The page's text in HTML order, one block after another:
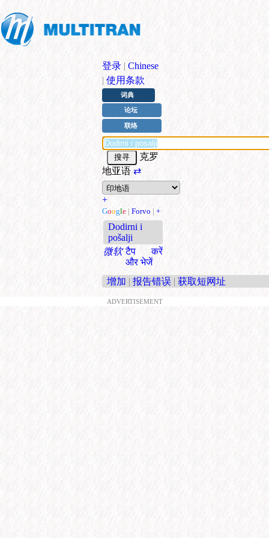
登录 | Chinese
| 使用条款
词典
论坛
联络
克罗
地亚语 ⇄
+
Google | Forvo | +
Dodirni i
pošalji
微软 टैप करें
और भेजें
增加 | 报告错误 | 获取短网址
ADVERTISEMENT